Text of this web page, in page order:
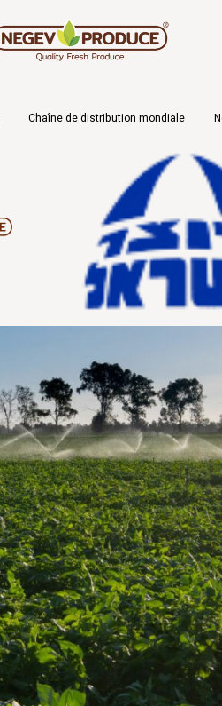
Chaîne de distribution mondiale